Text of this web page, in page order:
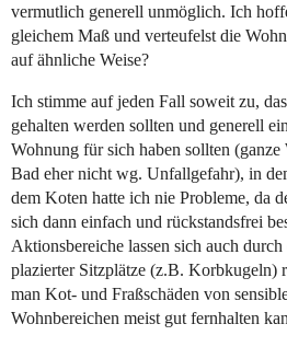
vermutlich generell unmöglich. Ich
gleichem Maß und verteufelst die
auf ähnliche Weise?
Ich stimme auf jeden Fall soweit zu,
gehalten werden sollten und generell
Wohnung für sich haben sollten
Bad eher nicht wg. Unfallgefahr), in
dem Koten hatte ich nie Probleme, da
sich dann einfach und rückstandsfrei
Aktionsbereiche lassen sich auch durch
plazierter Sitzplätze (z.B. Korbkugeln)
man Kot- und Fraßschäden von
Wohnbereichen meist gut fernhalten